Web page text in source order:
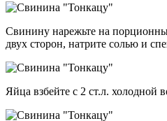
Свинину нарежьте на
двух сторон, натрите солью и
Яйца взбейте с 2 ст.л. холодной